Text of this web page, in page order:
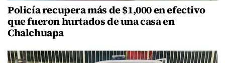
Policía recupera más de $1,000 en efectivo
que fueron hurtados de una casa en
Chalchuapa